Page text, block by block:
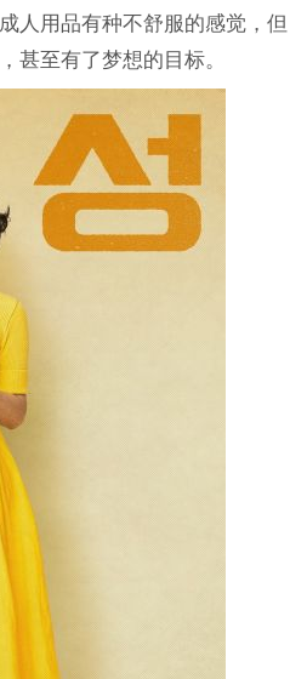
人用品有种不舒服的感觉，但
甚至有了梦想的目标。